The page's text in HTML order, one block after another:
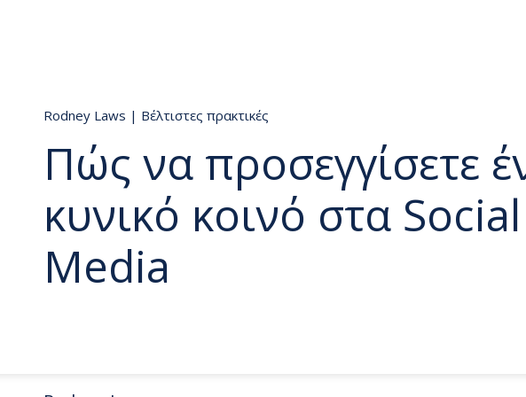
Rodney Laws | Βέλτιστες πρακτικές
Πώς να προσεγγίσετε
κυνικό κοινό στα Social
Media